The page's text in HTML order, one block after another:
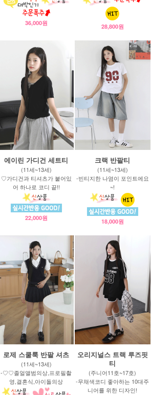
36,000원 28,800원
에이린 가디건 세트티
(11세~13세)
♡가디건과 티셔츠가 붙어있
어 하나로 코디 끝!!
22,000원
크랙 반팔티
(11세~13세)
-빈티지한 나염이 포인트에요
~!
18,000원
로제 스쿨룩 반팔 셔츠
(11세~13세)
-♡♡졸얼앨범의상,프로필촬
영,결혼식,아이돌의상
오리지널스 트랙 루즈핏
티
(주니어11호~17호)
-무채색코디 좋아하는 10대주
니어를 위한 디자인!